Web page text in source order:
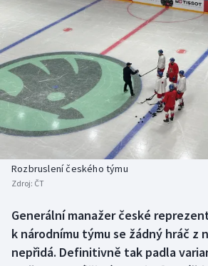
DALŠÍ SPORTY
Americký fotbal
Baseball a softbal
Basketbal
Biatlon
Boby a skeleton
Box
Curling
NEPŘEHLÉDNĚTE
Soutěže
Historické návraty
Aplikace ČT sport
AZ kvíz
Rozbruslení českého týmu
Zdroj: ČT
Generální manažer české
k národnímu týmu se žádný hráč z
nepřidá. Definitivně tak padla